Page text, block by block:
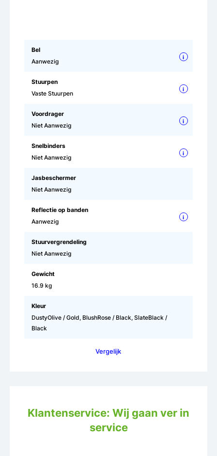
Bel
Aanwezig
i
Stuurpen
Vaste Stuurpen
i
Voordrager
Niet Aanwezig
i
Snelbinders
Niet Aanwezig
i
Jasbeschermer
Niet Aanwezig
Reflectie op banden
Aanwezig
i
Stuurvergrendeling
Niet Aanwezig
Gewicht
16.9 kg
Kleur
DustyOlive / Gold, BlushRose / Black, SlateBlack /
Black
Vergelijk
Klantenservice: Wij gaan ver in
service